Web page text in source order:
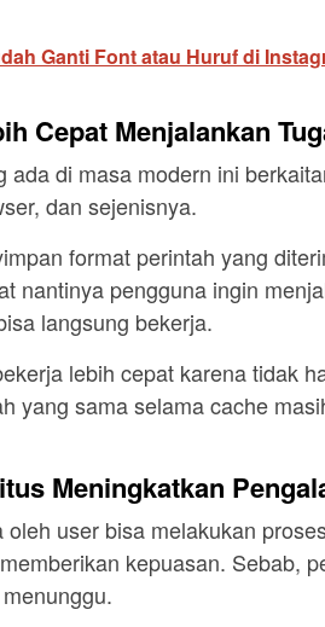
Ganti Font atau Huruf di
Cepat Menjalankan
ada di masa modern ini
dan sejenisnya.
format perintah yang
nantinya pengguna ingin
langsung bekerja.
lebih cepat karena tidak
yang sama selama cache
Meningkatkan
user bisa melakukan
kepuasan. Sebab,